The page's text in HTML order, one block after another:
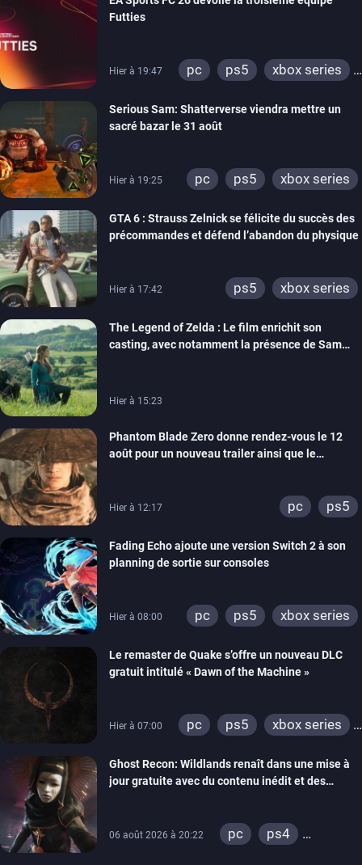
Futties
Hier à 19:47 pc ps5
xbox series
xbox one
switch 2
Serious Sam: Shatterverse viendra mettre un
sacré bazar le 31 août
Hier à 19:25 pc ps5 xbox series
GTA 6 : Strauss Zelnick se félicite du succès des
précommandes et défend l’abandon du physique
Hier à 17:42 ps5 xbox series
The Legend of Zelda : Le film enrichit son
casting, avec notamment la présence de Sam
Hier à 15:23
Phantom Blade Zero donne rendez-vous le 12
août pour un nouveau trailer ainsi que le
Hier à 12:17 pc ps5
Fading Echo ajoute une version Switch 2 à son
planning de sortie sur consoles
Hier à 08:00 pc ps5 xbox series
Le remaster de Quake s’offre un nouveau DLC
gratuit intitulé « Dawn of the Machine »
Hier à 07:00 pc ps5
xbox series
xbox one
nintendo 64
Ghost Recon: Wildlands renaît dans une mise à
jour gratuite avec du contenu inédit et des
06 août 2026 à 20:22 pc
ps4